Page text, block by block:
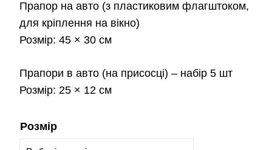
Прапор на авто (з пластиковим флагштоком,
для кріплення на вікно)
Розмір: 45 × 30 см
Прапори в авто (на присосці) – набір 5 шт
Розмір: 25 × 12 см
Розмір